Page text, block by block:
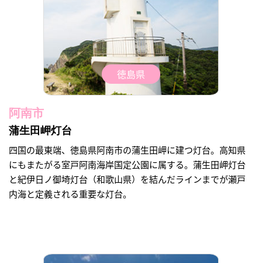
徳島県
阿南市
蒲生田岬灯台
四国の最東端、徳島県阿南市の蒲生田岬に建つ灯台。高知県
にもまたがる室戸阿南海岸国定公園に属する。蒲生田岬灯台
と紀伊日ノ御埼灯台（和歌山県）を結んだラインまでが瀬戸
内海と定義される重要な灯台。